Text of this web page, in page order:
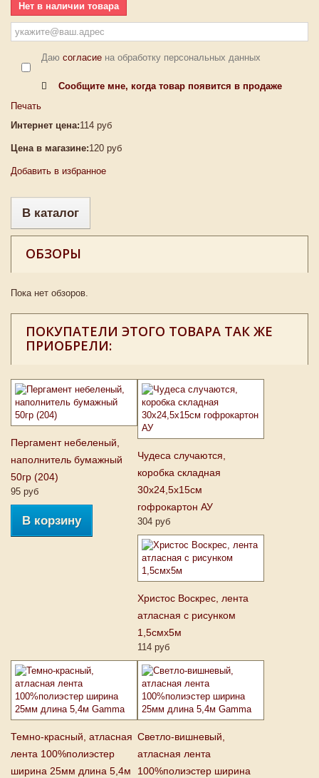
Нет в наличии товара
Даю согласие на обработку персональных данных
Сообщите мне, когда товар появится в продаже
Печать
Интернет цена:114 руб
Цена в магазине:120 руб
Добавить в избранное
В каталог
ОБЗОРЫ
Пока нет обзоров.
ПОКУПАТЕЛИ ЭТОГО ТОВАРА ТАК ЖЕ
ПРИОБРЕЛИ:
Пергамент небеленый,
наполнитель бумажный
50гр (204)
95 руб
В корзину
Чудеса случаются,
коробка складная
30х24,5х15см
гофрокартон АУ
304 руб
Христос Воскрес, лента
атласная с рисунком
1,5смх5м
114 руб
Темно-красный, атласная
лента 100%полиэстер
ширина 25мм длина 5,4м
Светло-вишневый,
атласная лента
100%полиэстер ширина